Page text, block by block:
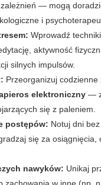
— mogą
i
Wprowadź
aktywność
silnych impulsów.
Przeorganizuj
elektroniczny —
się z paleniem.
postępów: Notuj dni
się za osiągnięcia,
nawyków: Unikaj